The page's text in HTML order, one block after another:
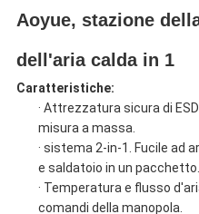
Aoyue, stazione
dell'aria calda in 1
Caratteristiche:
· Attrezzatura sicura di
misura a massa.
· sistema 2-in-1. Fucile ad
e saldatoio in un pacchetto.
· Temperatura e flusso
comandi della manopola.